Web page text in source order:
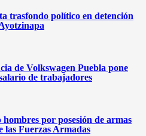
trasfondo político en detención
de Volkswagen Puebla pone
de trabajadores
hombres por posesión de armas
las Fuerzas Armadas